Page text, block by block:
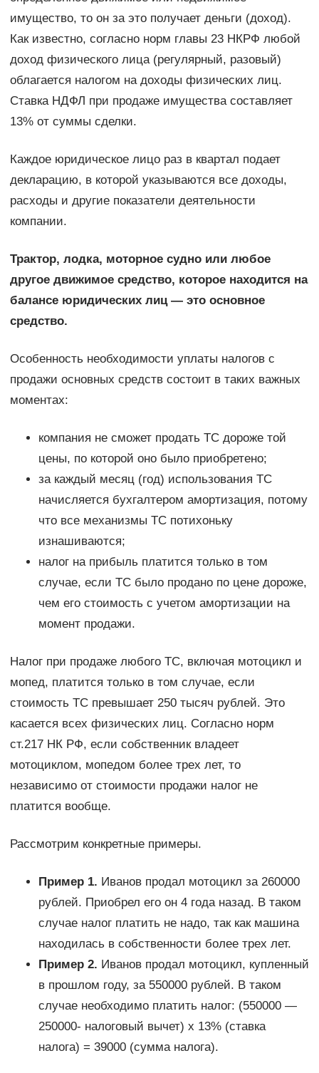
имущество, то он за это получает деньги (доход).
Как известно, согласно норм главы 23 НКРФ любой
доход физического лица (регулярный, разовый)
облагается налогом на доходы физических лиц.
Ставка НДФЛ при продаже имущества составляет
13% от суммы сделки.
Каждое юридическое лицо раз в квартал подает
декларацию, в которой указываются все доходы,
расходы и другие показатели деятельности
компании.
Трактор, лодка, моторное судно или любое
другое движимое средство, которое находится на
балансе юридических лиц — это основное
средство.
Особенность необходимости уплаты налогов с
продажи основных средств состоит в таких важных
моментах:
компания не сможет продать ТС дороже той
цены, по которой оно было приобретено;
за каждый месяц (год) использования ТС
начисляется бухгалтером амортизация, потому
что все механизмы ТС потихоньку
изнашиваются;
налог на прибыль платится только в том
случае, если ТС было продано по цене дороже,
чем его стоимость с учетом амортизации на
момент продажи.
Налог при продаже любого ТС, включая мотоцикл и
мопед, платится только в том случае, если
стоимость ТС превышает 250 тысяч рублей. Это
касается всех физических лиц. Согласно норм
ст.217 НК РФ, если собственник владеет
мотоциклом, мопедом более трех лет, то
независимо от стоимости продажи налог не
платится вообще.
Рассмотрим конкретные примеры.
Пример 1. Иванов продал мотоцикл за 260000
рублей. Приобрел его он 4 года назад. В таком
случае налог платить не надо, так как машина
находилась в собственности более трех лет.
Пример 2. Иванов продал мотоцикл, купленный
в прошлом году, за 550000 рублей. В таком
случае необходимо платить налог: (550000 —
250000- налоговый вычет) х 13% (ставка
налога) = 39000 (сумма налога).